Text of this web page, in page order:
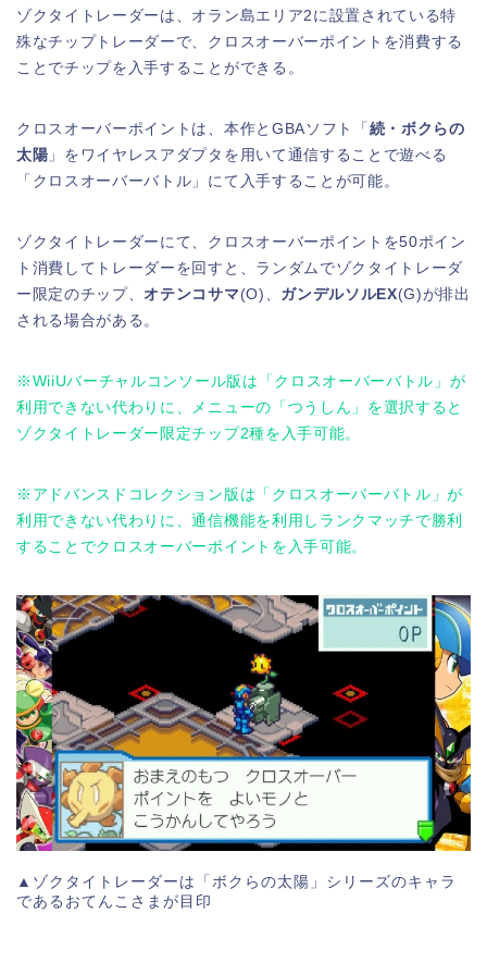
ゾクタイトレーダーは、オラン島エリア2に設置されている特
殊なチップトレーダーで、クロスオーバーポイントを消費する
ことでチップを入手することができる。
クロスオーバーポイントは、本作とGBAソフト「 続・ボクらの
太陽 」をワイヤレスアダプタを用いて通信することで遊べる
「クロスオーバーバトル」にて入手することが可能。
ゾクタイトレーダーにて、クロスオーバーポイントを50ポイン
ト消費してトレーダーを回すと、ランダムでゾクタイトレーダ
ー限定のチップ、オテンコサマ(O)、 ガンデルソルEX(G)が排出
される場合がある。
※WiiUバーチャルコンソール版は「クロスオーバーバトル」が
利用できない代わりに、メニューの「つうしん」を選択すると
ゾクタイトレーダー限定チップ2種を入手可能。
※アドバンスドコレクション版は「クロスオーバーバトル」が
利用できない代わりに、通信機能を利用しランクマッチで勝利
することでクロスオーバーポイントを入手可能。
▲ゾクタイトレーダーは「ボクらの太陽」シリーズのキャラ
であるおてんこさまが目印